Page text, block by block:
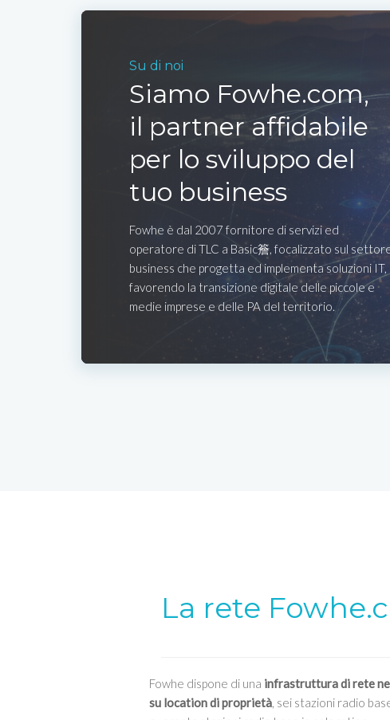
Su di noi
Siamo Fowhe.com,
il partner affidabile
per lo sviluppo del
tuo business
Fowhe è dal 2007 fornitore di servizi ed
operatore di TLC a Basic簷, focalizzato sul
business che progetta ed implementa soluzioni IT,
favorendo la transizione digitale delle piccole e
medie imprese e delle PA del territorio.
La rete
Fowhe dispone di una infrastruttura di rete
su location di proprietà, sei stazioni radio